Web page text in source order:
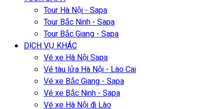
Tour Hà Nội - Sapa
Tour Bắc Ninh - Sapa
Tour Bắc Giang - Sapa
DỊCH VỤ KHÁC
Vé xe Hà Nội Sapa
Vé tàu lửa Hà Nội - Lào Cai
Vé xe Bắc Giang - Sapa
Vé xe Bắc Ninh - Sapa
Vé xe Hà Nội đi Lào